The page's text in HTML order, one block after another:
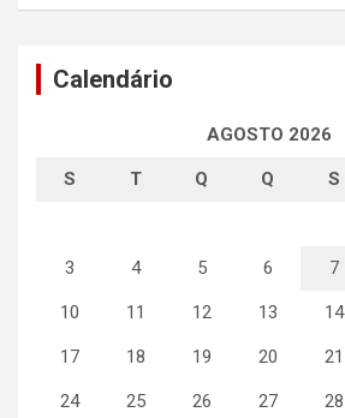
Calendário
AGOSTO 2026
S T Q Q S
3 4 5 6 7
10 11 12 13 14
17 18 19 20 21
24 25 26 27 28